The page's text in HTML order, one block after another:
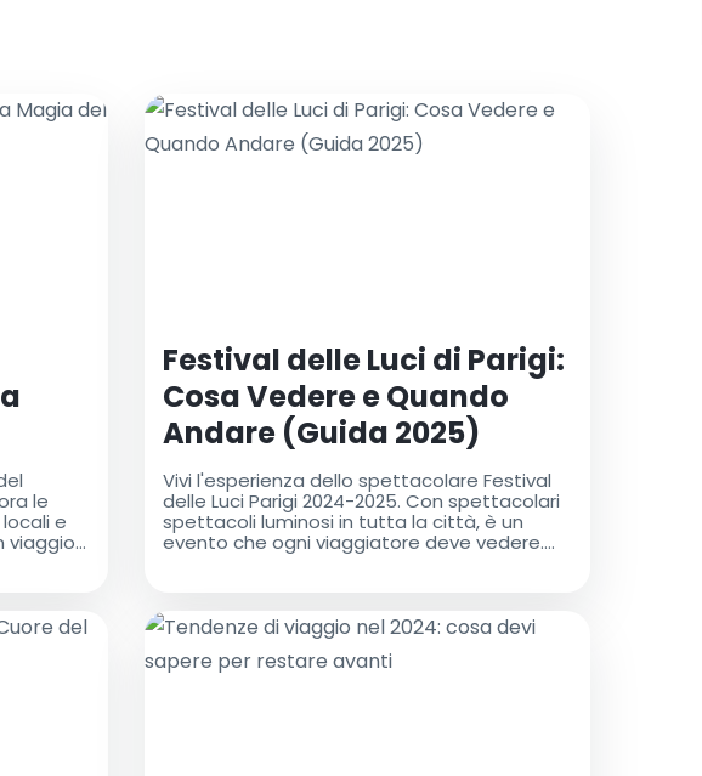
le
e
viaggio
Festival delle Luci di Parigi:
Cosa Vedere e Quando
Andare (Guida 2025)
Vivi l'esperienza dello spettacolare Festival
delle Luci Parigi 2024-2025. Con spettacolari
spettacoli luminosi in tutta la città, è un
evento che ogni viaggiatore deve vedere.